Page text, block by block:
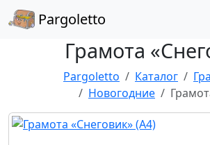
Pargoletto
Грамота
Pargoletto Каталог
Новогодние